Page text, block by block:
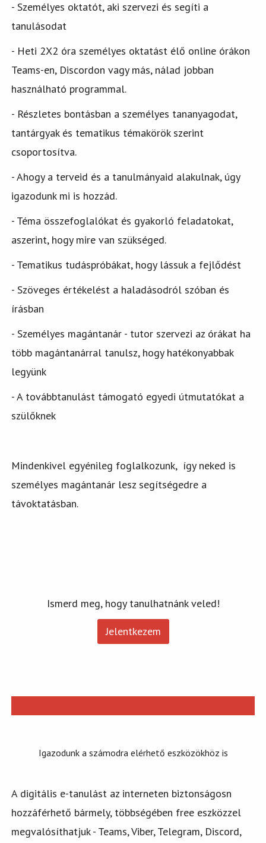
- Személyes oktatót, aki szervezi és segíti a
tanulásodat
- Heti 2X2 óra személyes oktatást élő online órákon
Teams-en, Discordon vagy más, nálad jobban
használható programmal.
- Részletes bontásban a személyes tananyagodat,
tantárgyak és tematikus témakörök szerint
csoportosítva.
- Ahogy a terveid és a tanulmányaid alakulnak, úgy
igazodunk mi is hozzád.
- Téma összefoglalókat és gyakorló feladatokat,
aszerint, hogy mire van szükséged.
- Tematikus tudáspróbákat, hogy lássuk a fejlődést
- Szöveges értékelést a haladásodról szóban és
írásban
- Személyes magántanár - tutor szervezi az órákat ha
több magántanárral tanulsz, hogy hatékonyabbak
legyünk
- A továbbtanulást támogató egyedi útmutatókat a
szülőknek
Mindenkivel egyénileg foglalkozunk, így neked is
személyes magántanár lesz segítségedre a
távoktatásban.
Ismerd meg, hogy tanulhatnánk veled!
Jelentkezem
Igazodunk a számodra elérhető eszközökhöz is
A digitális e-tanulást az interneten biztonságosn
hozzáférhető bármely, többségében free eszközzel
megvalósíthatjuk - Teams, Viber, Telegram, Discord,